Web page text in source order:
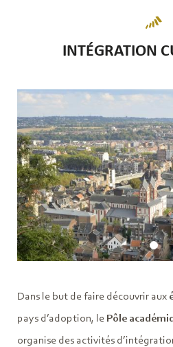
INTÉGRATION
Dans le but de faire découvrir aux
pays d’adoption, le Pôle
organise des activités